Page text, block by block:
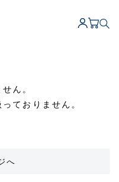
ん。
ておりません。
へ